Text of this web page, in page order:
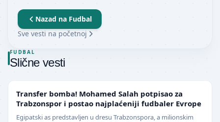
Nazad na Fudbal
Sve vesti na početnoj
FUDBAL
Slične vesti
Transfer bomba! Mohamed Salah potpisao za
Trabzonspor i postao najplaćeniji fudbaler Evrope
Egipatski as predstavljen u dresu Trabzonspora, a milionskim